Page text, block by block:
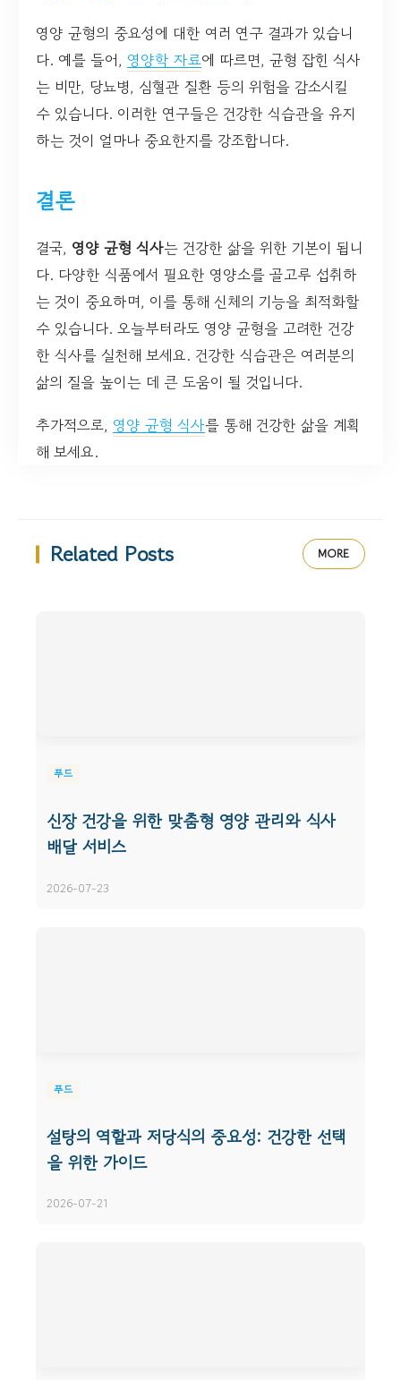
영양 균형의 중요성에 대한 여러 연구 결과가 있습니
다. 예를 들어, 영양학 자료에 따르면, 균형 잡힌 식사
는 비만, 당뇨병, 심혈관 질환 등의 위험을 감소시킬
수 있습니다. 이러한 연구들은 건강한 식습관을 유지
하는 것이 얼마나 중요한지를 강조합니다.
결론
결국, 영양 균형 식사는 건강한 삶을 위한 기본이 됩니
다. 다양한 식품에서 필요한 영양소를 골고루 섭취하
는 것이 중요하며, 이를 통해 신체의 기능을 최적화할
수 있습니다. 오늘부터라도 영양 균형을 고려한 건강
한 식사를 실천해 보세요. 건강한 식습관은 여러분의
삶의 질을 높이는 데 큰 도움이 될 것입니다.
추가적으로, 영양 균형 식사를 통해 건강한 삶을 계획
해 보세요.
Related Posts MORE
푸드
신장 건강을 위한 맞춤형 영양 관리와 식사
배달 서비스
2026-07-23
푸드
설탕의 역할과 저당식의 중요성: 건강한 선택
을 위한 가이드
2026-07-21